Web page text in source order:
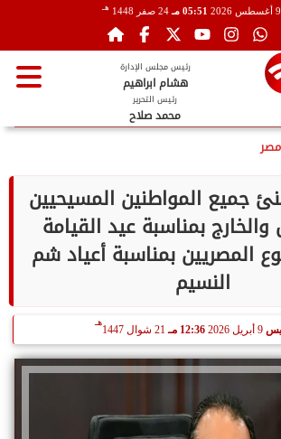
05:51 مـ 24 صفر 1448 هـ
رئيس مجلس الإدارة
هشام ابراهيم
رئيس التحرير
محمد صلاح
مصر
جميع المواطنين المسيحيين
بمناسبة عيد القيامة
المصريين بمناسبة أعياد شم
النسيم
12:36 مـ 21 شوال 1447
هـ